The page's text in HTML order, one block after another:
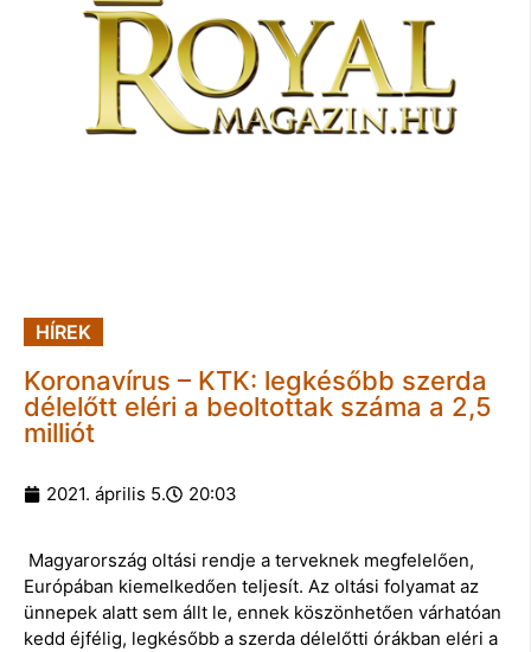
HÍREK
Koronavírus – KTK: legkésőbb szerda
délelőtt eléri a beoltottak száma a 2,5
milliót
2021. április 5. 20:03
Magyarország oltási rendje a terveknek megfelelően,
Európában kiemelkedően teljesít. Az oltási folyamat az
ünnepek alatt sem állt le, ennek köszönhetően várhatóan
kedd éjfélig, legkésőbb a szerda délelőtti órákban eléri a